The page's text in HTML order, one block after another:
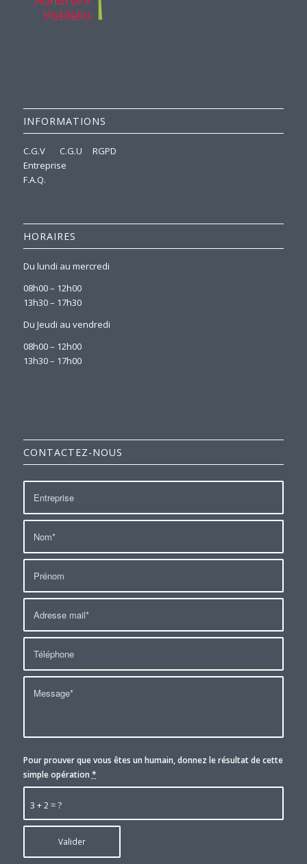
INFORMATIONS
C.G.V C.G.U
RGPD
Entreprise
F.A.Q.
HORAIRES
Du lundi au mercredi
08h00 – 12h00
13h30 – 17h30
Du Jeudi au vendredi
08h00 – 12h00
13h30 – 17h00
CONTACTEZ-NOUS
3 + 2 = ?
Pour prouver que vous êtes un humain, donnez le résultat de cette
simple opération *